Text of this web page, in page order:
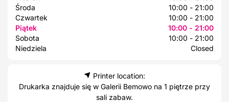
Środa
10:00 - 21:00
Czwartek
10:00 - 21:00
Piątek
10:00 - 21:00
Sobota
10:00 - 21:00
Niedziela
Closed
Printer location:
Drukarka znajduje się w Galerii Bemowo na 1 piętrze przy
sali zabaw.